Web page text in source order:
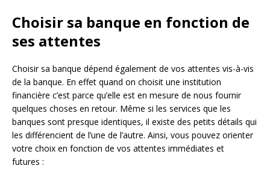
Choisir sa banque en fonction de
ses attentes
Choisir sa banque dépend également de vos attentes vis-à-vis
de la banque. En effet quand on choisit une institution
financière c’est parce qu’elle est en mesure de nous fournir
quelques choses en retour. Même si les services que les
banques sont presque identiques, il existe des petits détails qui
les différencient de l’une de l’autre. Ainsi, vous pouvez orienter
votre choix en fonction de vos attentes immédiates et
futures :